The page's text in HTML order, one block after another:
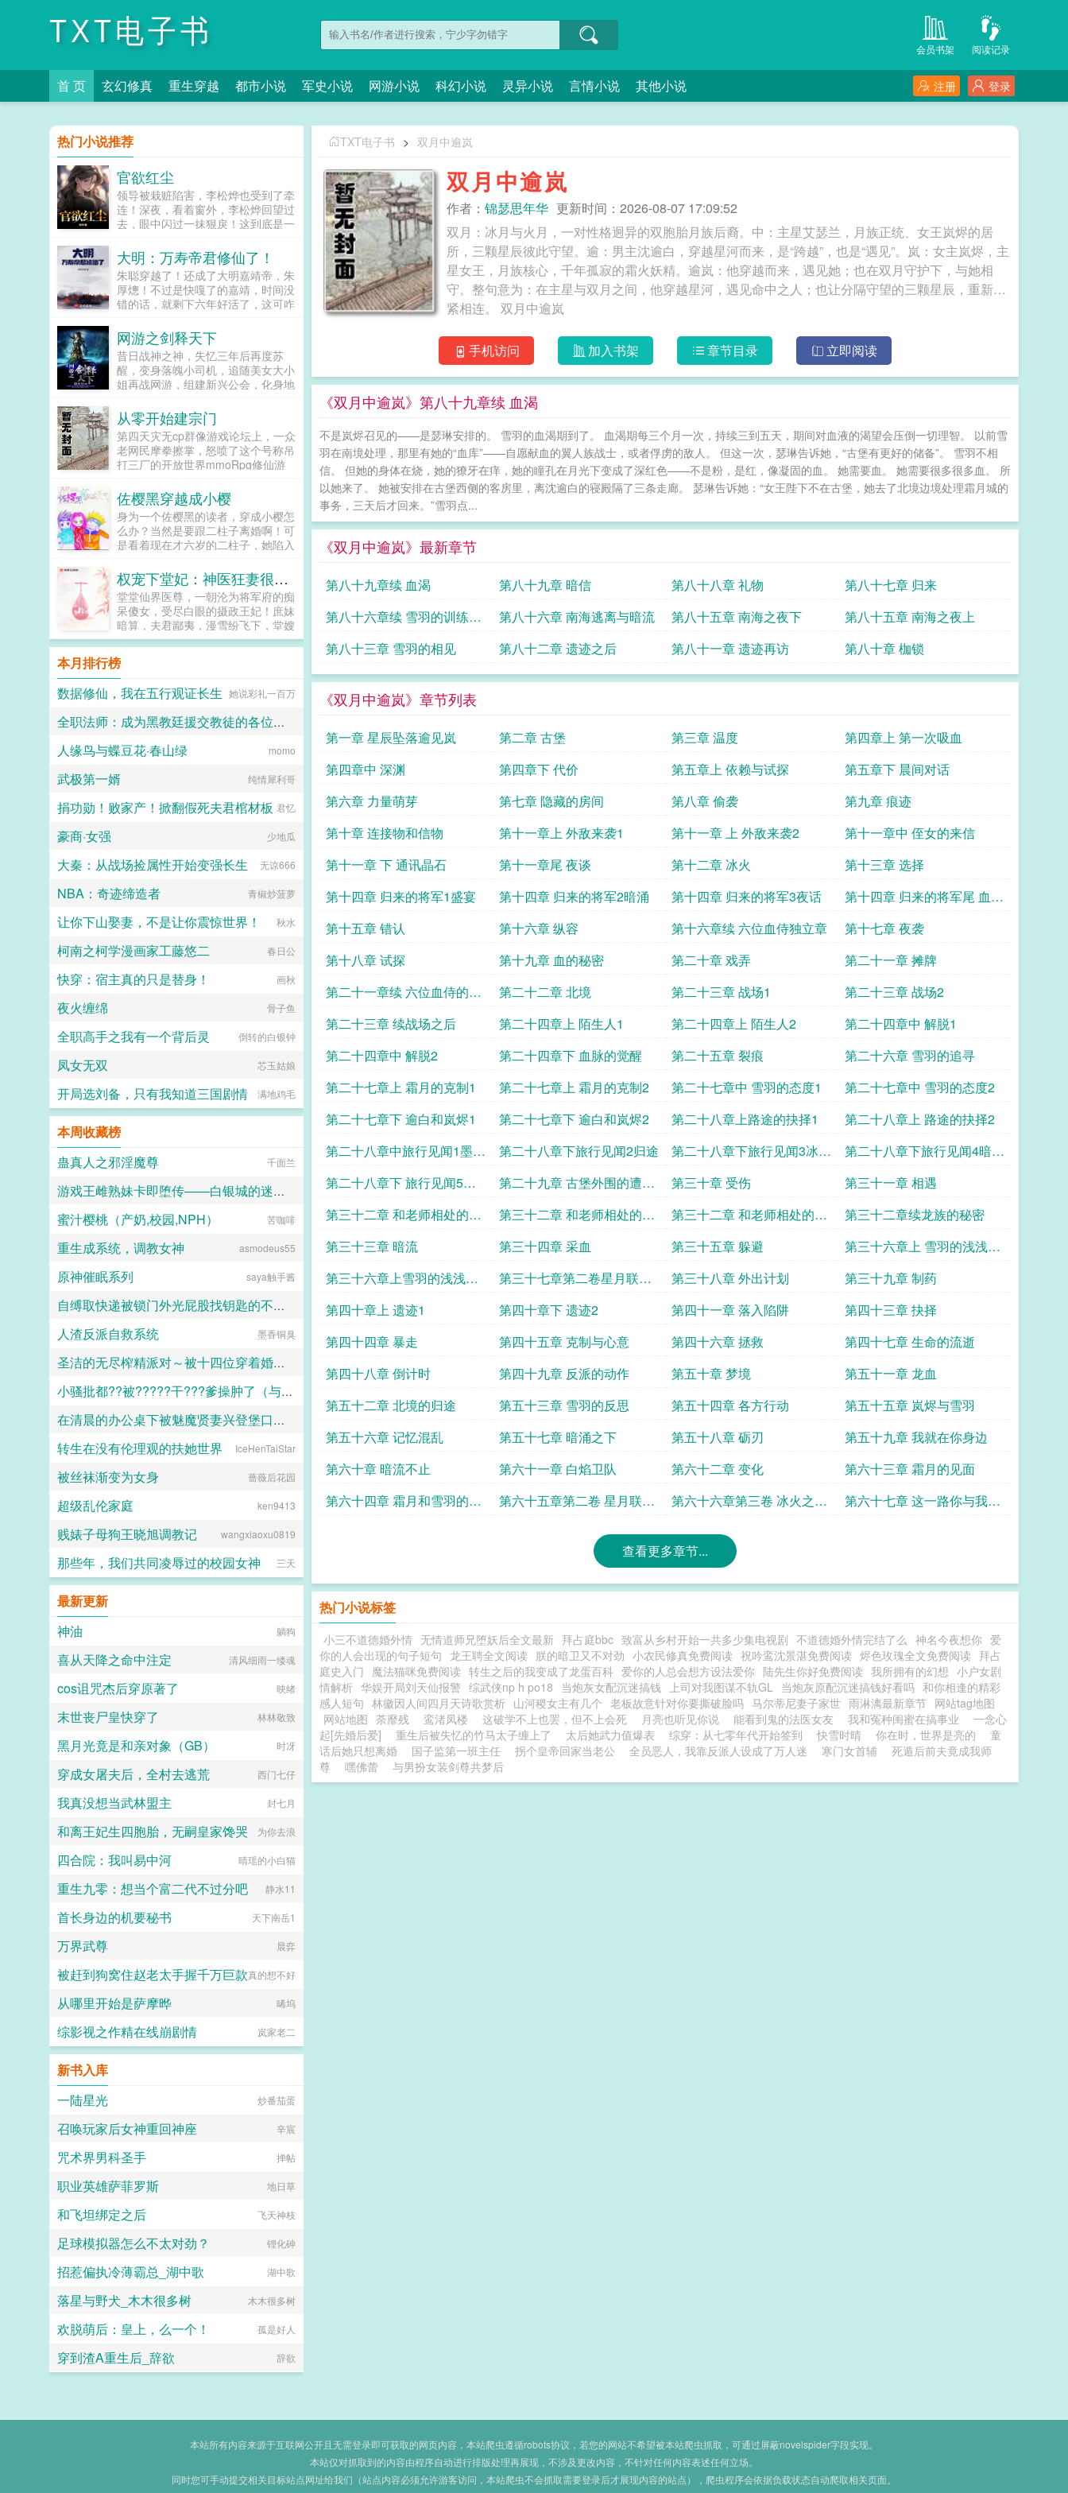
TXT电子书 阅读记录
会员书架
首 页 玄幻修真 重生穿越 都市小说 军史小说 网游小说 科幻小说 灵异小说 言情小说 其他小说 登录
注册
TXT电子书 > 双月中逾岚
双月中逾岚
作者： 锦瑟思年华 更新时间：2026-08-07 17:09:52
双月：冰月与火月，一对性格迥异的双胞胎月族后裔。中：主星艾瑟兰，月族正统、女王岚烬的居
所，三颗星辰彼此守望。逾：男主沈逾白，穿越星河而来，是“跨越”，也是“遇见”。岚：女主岚烬，主
星女王，月族核心，千年孤寂的霜火妖精。逾岚：他穿越而来，遇见她；也在双月守护下，与她相
守。整句意为：在主星与双月之间，他穿越星河，遇见命中之人；也让分隔守望的三颗星辰，重新紧
紧相连。 双月中逾岚
手机访问 加入书架 章节目录 立即阅读
《双月中逾岚》第八十九章续 血渴
不是岚烬召见的——是瑟琳安排的。 雪羽的血渴期到了。 血渴期每三个月一次，持续三到五天，期间对血液的渴望会压倒一切理智。 以前雪
羽在南境处理，那里有她的“血库”——自愿献血的翼人族战士，或者俘虏的敌人。 但这一次，瑟琳告诉她，“古堡有更好的储备”。 雪羽不相
信。 但她的身体在烧，她的獠牙在痒，她的瞳孔在月光下变成了深红色——不是粉，是红，像凝固的血。 她需要血。 她需要很多很多血。 所
以她来了。 她被安排在古堡西侧的客房里，离沈逾白的寝殿隔了三条走廊。 瑟琳告诉她：“女王陛下不在古堡，她去了北境边境处理霜月城的
事务，三天后才回来。”雪羽点...
《双月中逾岚》最新章节
第八十九章续 血渴 第八十九章 暗信 第八十八章 礼物
第八十七章 归来
第八十六章续 雪羽的训练日
记
第八十六章 南海逃离与暗流 第八十五章 南海之夜下
第八十五章 南海之夜上
第八十三章 雪羽的相见
第八十二章 遗迹之后 第八十一章 遗迹再访 第八十章 枷锁
《双月中逾岚》章节列表
第一章 星辰坠落逾见岚 第二章 古堡 第三章 温度
第四章上 第一次吸血
第四章中 深渊
第四章下 代价 第五章上 依赖与试探
第五章下 晨间对话
第六章 力量萌芽
第七章 隐藏的房间 第八章 偷袭
第九章 痕迹
第十章 连接物和信物
第十一章上 外敌来袭1 第十一章 上 外敌来袭2
第十一章中 侄女的来信
第十一章 下 通讯晶石
第十一章尾 夜谈 第十二章 冰火
第十三章 选择
第十四章 归来的将军1盛宴
第十四章 归来的将军2暗涌 第十四章 归来的将军3夜话
第十四章 归来的将军尾 血脉
的吸引
第十五章 错认 第十六章 纵容 第十六章续 六位血侍独立章
第十七章 夜袭
第十八章 试探
第十九章 血的秘密 第二十章 戏弄
第二十一章 摊牌
第二十一章续 六位血侍的日
常独立章
第二十二章 北境 第二十三章 战场1
第二十三章 战场2
第二十三章 续战场之后
第二十四章上 陌生人1 第二十四章上 陌生人2
第二十四章中 解脱1
第二十四章中 解脱2
第二十四章下 血脉的觉醒 第二十五章 裂痕
第二十六章 雪羽的追寻
第二十七章上 霜月的克制1
第二十七章上 霜月的克制2 第二十七章中 雪羽的态度1
第二十七章中 雪羽的态度2
第二十七章下 逾白和岚烬1
第二十七章下 逾白和岚烬2 第二十八章上路途的抉择1
第二十八章上 路途的抉择2
第二十八章中旅行见闻1墨焰
的独白
第二十八章下旅行见闻2归途
第二十八章下旅行见闻3冰湖
篇
第二十八章下旅行见闻4暗影
森林篇
第二十八章下 旅行见闻5月
光瀑布篇
第二十九章 古堡外围的遭遇
战
第三十章 受伤
第三十一章 相遇
第三十二章 和老师相处的日
子学习篇一
第三十二章 和老师相处的日
子学习篇二
第三十二章 和老师相处的日
子学习篇三
第三十二章续龙族的秘密
第三十三章 暗流
第三十四章 采血 第三十五章 躲避
第三十六章上 雪羽的浅浅试
探1
第三十六章上雪羽的浅浅试
探2
第三十七章第二卷星月联辉
逾和雪
第三十八章 外出计划
第三十九章 制药
第四十章上 遗迹1
第四十章下 遗迹2 第四十一章 落入陷阱
第四十三章 抉择
第四十四章 暴走
第四十五章 克制与心意 第四十六章 拯救
第四十七章 生命的流逝
第四十八章 倒计时
第四十九章 反派的动作 第五十章 梦境
第五十一章 龙血
第五十二章 北境的归途
第五十三章 雪羽的反思 第五十四章 各方行动
第五十五章 岚烬与雪羽
第五十六章 记忆混乱
第五十七章 暗涌之下 第五十八章 砺刃
第五十九章 我就在你身边
第六十章 暗流不止
第六十一章 白焰卫队 第六十二章 变化
第六十三章 霜月的见面
第六十四章 霜月和雪羽的独
第六十五章第二卷 星月联辉
第六十六章第三卷 冰火之歌
第六十七章 这一路你与我上
查看更多章节...
热门小说标签
小三不道德婚外情 无情道师兄堕妖后全文最新 拜占庭bbc 致富从乡村开始一共多少集电视剧 不道德婚外情完结了么 神名今夜想你 爱
你的人会出现的句子短句 龙王聘全文阅读 朕的暗卫又不对劲 小农民修真免费阅读 祝吟鸾沈景湛免费阅读 烬色玫瑰全文免费阅读 拜占
庭史入门 魔法猫咪免费阅读 转生之后的我变成了龙蛋百科 爱你的人总会想方设法爱你 陆先生你好免费阅读 我所拥有的幻想 小户女剧
情解析 华娱开局刘天仙报警 综武侠np h po18 当炮灰女配沉迷搞钱 上司对我图谋不轨GL 当炮灰原配沉迷搞钱好看吗 和你相逢的精彩
感人短句 林徽因人间四月天诗歌赏析 山河稷女主有几个 老板故意针对你要撕破脸吗 马尔蒂尼妻子家世 雨淋漓最新章节 网站tag地图
网站地图 荼靡残 鸾渚凤楼 这破学不上也罢，但不上会死 月亮也听见你说 能看到鬼的法医女友 我和冤种闺蜜在搞事业
一念心
起[先婚后爱]
重生后被失忆的竹马太子缠上了 太后她武力值爆表 综穿：从七零年代开始签到 快雪时晴 你在时，世界是亮的
童
话后她只想离婚
国子监第一班主任 拐个皇帝回家当老公 全员恶人，我靠反派人设成了万人迷 寒门女首辅
死遁后前夫竟成我师
尊
嘿佛蕾 与男扮女装剑尊共梦后
热门小说推荐
官欲红尘
领导被栽赃陷害，李松烨也受到了牵
连！深夜，看着窗外，李松烨回望过
去，眼中闪过一抹狠戾！这到底是一
涡！...
大明：万寿帝君修仙了！
朱聪穿越了！还成了大明嘉靖帝，朱
厚熜！不过是快嘎了的嘉靖，时间没
错的话，就剩下六年好活了，这可咋
不已的时候，却发现自己可以进入一
方修仙世界于是，一个穿梭两界，修
仙的嘉靖诞生了！一个崭新的大明，
也将在真正的万寿帝君手中，成为闪
耀寰宇的伟大仙朝！...
网游之剑释天下
昔日战神之神，失忆三年后再度苏
醒，变身落魄小司机，追随美女大小
姐再战网游，组建新兴公会，化身地
者归来…...
从零开始建宗门
第四天灾无cp群像游戏论坛上，一众
老网民摩拳擦掌，怒喷了这个号称吊
打三厂的开放世界mmoRpg修仙游
它比起来还真特么是弟弟！那波澜壮
阔的异世天地，海内十洲海外三岛，
宏大到令人头晕目眩的地图。瑰丽的
仙侠神话，神仙鬼怪异兽妖魔还有一
个饱含无数玩家心血从零建立起来的
门为什么号称天下第一修仙宗门啊？
可能因为人多？重开二周目的方羡鱼
面带慈祥地看着一众自我pua能力良
好的韭菜（划掉）玩家，心满意足，
决定带着玩家在修仙界开始乱杀。小
萌新看了眼实时在线人数5oo万，迷
茫地挠了挠头。你管一个至少五百万
人的组织叫修仙宗门？书友群
974199522（群里有角色表可以填
佐樱黑穿越成小樱
身为一个佐樱黑的读者，穿成小樱怎
么办？当然是要跟二柱子离婚啊！可
是看着现在才六岁的二柱子，她陷入
死，然后被岸本的亲爹满门抄斩。还
是先转头去按着主角跟他结婚，省略
你追我逃好几百集祸害整个忍界的剧
情，提前进入你我他都幸福的大结
局？啊，好纠结。叮，你的系统已经
到账。什么系统？是一拳崩碎忍界，
还是抬脚吊打斑柱大筒木？或者能回
家了？亲亲，我是一款专注推进佐樱
感情的恋爱系统哦。滚球吧你个邪
教，她就是饿死了，被人打死了，都
绝对不可能再吃佐樱这一口饭。那，
要不一起她！...
权宠下堂妃：神医狂妻很嚣张
堂堂仙界医尊，一朝沦为将军府的痴
呆傻女，受尽白眼的摄政王妃！庶妹
暗算，夫君鄙夷，漫雪纷飞下，堂嫂
更是害她一尸三命！重生归来，她记
忆全复，一双素手，医死人肉白骨。
两袖轻挥，整个京城为之颤抖。誓要
让欺她辱她之人，付出惨痛代价！传
说，她嫁给摄政王，是她八辈子修来
一封，从此我们再无瓜葛，我走我的
线，休怪我不客气！摄政王赶紧扶着
气...
本月排行榜
数据修仙，我在五行观证长生 她说彩礼一百万
全职法师：成为黑教廷援交教徒的各位婊子
小磊子
人缘鸟与蝶豆花·春山绿 momo
武极第一婿 纯情犀利哥
捐功勋！败家产！掀翻假死夫君棺材板 君忆
豪商·女强 少地瓜
大秦：从战场捡属性开始变强长生 无谅666
NBA：奇迹缔造者 青椒炒菠萝
让你下山娶妻，不是让你震惊世界！ 秋水
柯南之柯学漫画家工藤悠二 春日公
快穿：宿主真的只是替身！ 画秋
夜火缠绵 骨子鱼
全职高手之我有一个背后灵 倒转的白银钟
凤女无双 芯玉姑娘
开局选刘备，只有我知道三国剧情 满地鸡毛
本周收藏榜
蛊真人之邪淫魔尊
千面兰
游戏王雌熟妹卡即堕传——白银城的迷宫主?拉比丽斯篇
丁骨
蜜汁樱桃（产奶,校园,NPH） 苦咖啡
重生成系统，调教女神 asmodeus55
原神催眠系列 saya触手酱
自缚取快递被锁门外光屁股找钥匙的不良妹妹
黑翼君
人渣反派自救系统 墨香铜臭
圣洁的无尽榨精派对～被十四位穿着婚纱的舰娘新娘们在教堂内献上身体的集体婚礼～
火锅气候
小骚批都??被?????干???爹操肿了（与狼共枕）
百无禁忌
在清晨的办公桌下被魅魔贤妻兴登堡口交，夜晚在宴会厅角落的鞋交
火锅气候
转生在没有伦理观的扶她世界 IceHenTaiStar
被丝袜渐变为女身 蔷薇后花园
超级乱伦家庭 ken9413
贱婊子母狗王晓旭调教记 wangxiaoxu0819
那些年，我们共同凌辱过的校园女神 三天
最新更新
神油
躺狗
喜从天降之命中注定 清风细雨一缕魂
cos诅咒杰后穿原著了 映绪
末世丧尸皇快穿了 林林敬致
黑月光竟是和亲对象（GB） 时冴
穿成女屠夫后，全村去逃荒 西门七仔
我真没想当武林盟主 封七月
和离王妃生四胞胎，无嗣皇家馋哭 为你去浪
四合院：我叫易中河 晴瑶的小白猫
重生九零：想当个富二代不过分吧 静水11
首长身边的机要秘书 天下南岳1
万界武尊 晨弈
被赶到狗窝住赵老太手握千万巨款真的想不好
从哪里开始是萨摩晔 晞坞
综影视之作精在线崩剧情 岚家老二
新书入库
一陆星光
炒番茄蛋
召唤玩家后女神重回神座 辛宸
咒术界男科圣手 掸帖
职业英雄萨菲罗斯 地日草
和飞坦绑定之后 飞天神枝
足球模拟器怎么不太对劲？ 锂化砷
招惹偏执冷薄霸总_湖中歌 湖中歌
落星与野犬_木木很多树 木木很多树
欢脱萌后：皇上，么一个！ 孤是好人
穿到渣A重生后_辞欲 辞欲
本站所有内容来源于互联网公开且无需登录即可获取的网页内容，本站爬虫遵循robots协议，若您的网站不希望被本站爬虫抓取，可通过屏蔽novelspider字段实现。
本站仅对抓取到的内容由程序自动进行排版处理再展现，不涉及更改内容，不针对任何内容表述任何立场。
同时您可手动提交相关目标站点网址给我们（站点内容必须允许游客访问，本站爬虫不会抓取需要登录后才展现内容的站点），爬虫程序会依据负载状态自动爬取相关页面。